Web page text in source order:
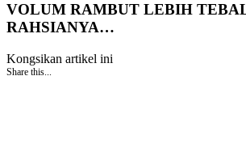
VOLUM RAMBUT LEBIH
RAHSIANYA…
Kongsikan artikel ini
Share this...